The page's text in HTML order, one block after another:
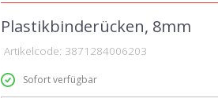
Plastikbinderücken, 8mm
Artikelcode: 3871284006203
Sofort verfügbar